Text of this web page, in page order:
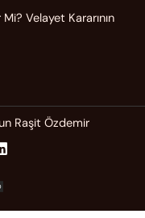
Velayet Kararının
Raşit Özdemir